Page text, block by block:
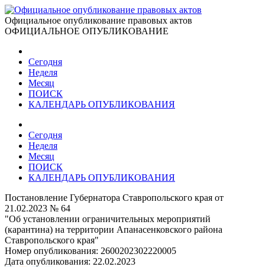
Официальное опубликование правовых актов
ОФИЦИАЛЬНОЕ ОПУБЛИКОВАНИЕ
Сегодня
Неделя
Месяц
ПОИСК
КАЛЕНДАРЬ ОПУБЛИКОВАНИЯ
Сегодня
Неделя
Месяц
ПОИСК
КАЛЕНДАРЬ ОПУБЛИКОВАНИЯ
Постановление Губернатора Ставропольского края от
21.02.2023 № 64
"Об установлении ограничительных мероприятий
(карантина) на территории Апанасенковского района
Ставропольского края"
Номер опубликования: 2600202302220005
Дата опубликования: 22.02.2023